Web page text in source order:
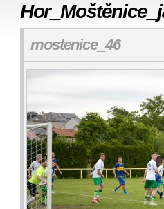
mostenice_46